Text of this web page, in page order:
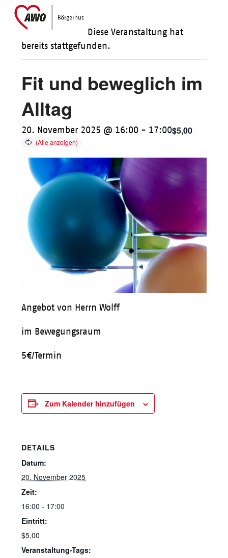
SkipOpen
mobile
Close
mobile
Diese Veranstaltung hat
bereits stattgefunden.
Fit und beweglich im
Alltag
20. November 2025 @ 16:00 - 17:00$5,00
Angebot von Herrn Wolff
im Bewegungsraum
5€/Termin
Zum Kalender hinzufügen
DETAILS
Datum:
20. November 2025
Zeit:
16:00 - 17:00
Eintritt:
$5,00
Veranstaltung-Tags: